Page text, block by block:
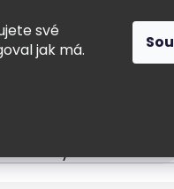
své
jak má.